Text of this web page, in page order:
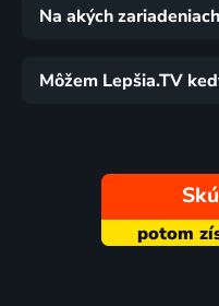
Na akých
Môžem Lepšia.TV